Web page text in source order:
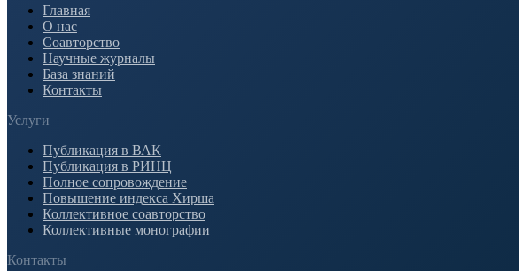
Главная
О нас
Соавторство
Научные журналы
База знаний
Контакты
Услуги
Публикация в ВАК
Публикация в РИНЦ
Полное сопровождение
Повышение индекса Хирша
Коллективное соавторство
Коллективные монографии
Контакты